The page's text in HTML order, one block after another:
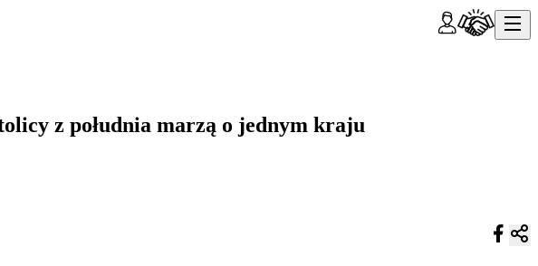
z południa marzą o jednym kraju